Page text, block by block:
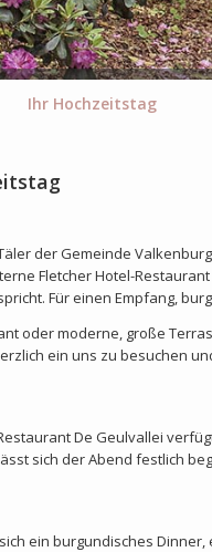
Ihr Hochzeitstag
der Gemeinde
Fletcher Hotel-
Für einen Empfang,
oder moderne, große
ein uns zu besuchen
De Geulvallei
sich der Abend festlich
ein burgundisches